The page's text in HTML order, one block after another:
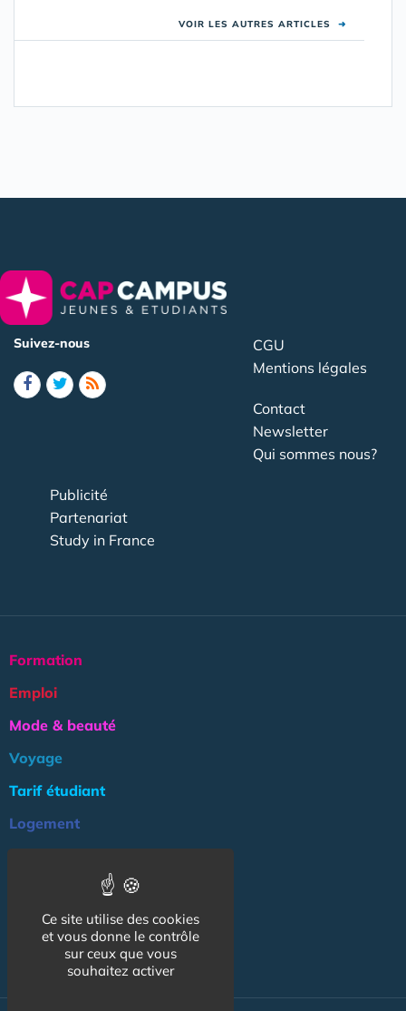
VOIR LES AUTRES ARTICLES ➜
Suivez-nous
CGU
Mentions légales
Contact
Newsletter
Qui sommes nous?
Publicité
Partenariat
Study in France
Formation
Emploi
Mode & beauté
Voyage
Tarif étudiant
Logement
Association
NOS AUTRES SITES :
Ce site utilise des cookies
et vous donne le contrôle
sur ceux que vous
souhaitez activer